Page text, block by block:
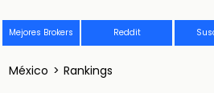
México > Rankings
Mejores Brokers Reddit